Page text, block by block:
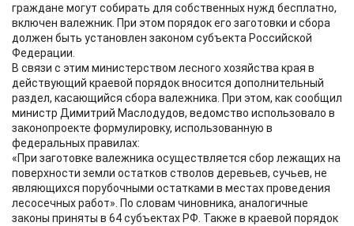
граждане могут собирать для собственных нужд бесплатно,
включен валежник. При этом порядок его заготовки и сбора
должен быть установлен законом субъекта Российской
Федерации.
В связи с этим министерством лесного хозяйства края в
действующий краевой порядок вносится дополнительный
раздел, касающийся сбора валежника. При этом, как сообщил
министр Димитрий Маслодудов, ведомство использовало в
законопроекте формулировку, использованную в
федеральных правилах:
«При заготовке валежника осуществляется сбор лежащих на
поверхности земли остатков стволов деревьев, сучьев, не
являющихся порубочными остатками в местах проведения
лесосечных работ». По словам чиновника, аналогичные
законы приняты в 64 субъектах РФ. Также в краевой порядок